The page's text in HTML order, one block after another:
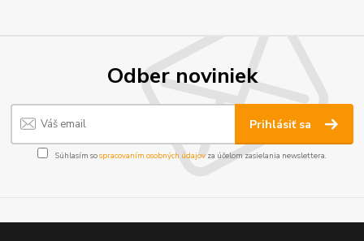
Odber noviniek
Prihlásiť sa
Súhlasím sospracovaním osobných údajov za účelom zasielania newslettera.